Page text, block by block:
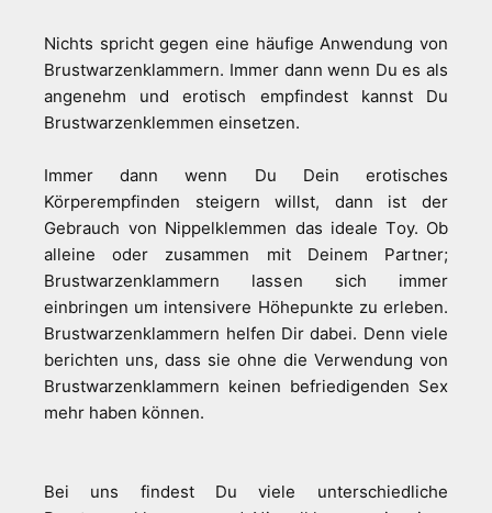
Nichts spricht gegen eine häufige Anwendung von
Brustwarzenklammern. Immer dann wenn Du es als
angenehm und erotisch empfindest kannst Du
Brustwarzenklemmen einsetzen.
Immer dann wenn Du Dein erotisches
Körperempfinden steigern willst, dann ist der
Gebrauch von Nippelklemmen das ideale Toy. Ob
alleine oder zusammen mit Deinem Partner;
Brustwarzenklammern lassen sich immer
einbringen um intensivere Höhepunkte zu erleben.
Brustwarzenklammern helfen Dir dabei. Denn viele
berichten uns, dass sie ohne die Verwendung von
Brustwarzenklammern keinen befriedigenden Sex
mehr haben können.
Bei uns findest Du viele unterschiedliche